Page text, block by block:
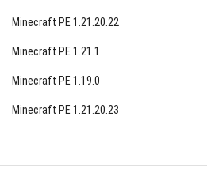
Minecraft PE 1.21.20.22
Minecraft PE 1.21.1
Minecraft PE 1.19.0
Minecraft PE 1.21.20.23